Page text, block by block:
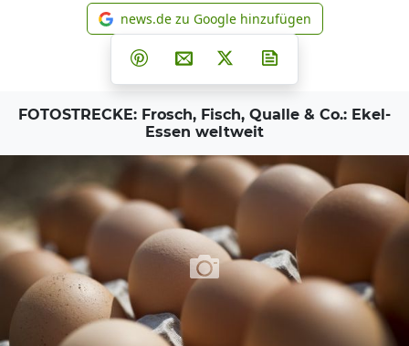
news.de zu Google
news.de zu Google hinzufügen
Teilen auf Facebook
Teilen auf Whatsapp
Teilen auf Telegram
Teilen auf Pinterest
Per E-Mail teilen
Post auf X
FOTOSTRECKE: Frosch, Fisch, Qualle & Co.: Ekel-
Essen weltweit